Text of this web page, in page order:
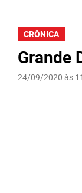
CRÔNICA
Grande
24/09/2020 às